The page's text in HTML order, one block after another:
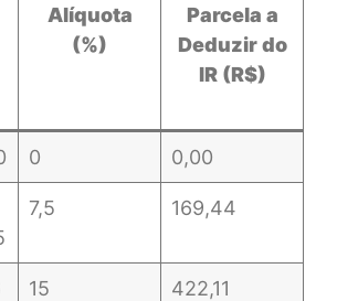
Alíquota
(%)
Parcela a
Deduzir do
IR (R$)
0 0,00
7,5 169,44
15 422,11